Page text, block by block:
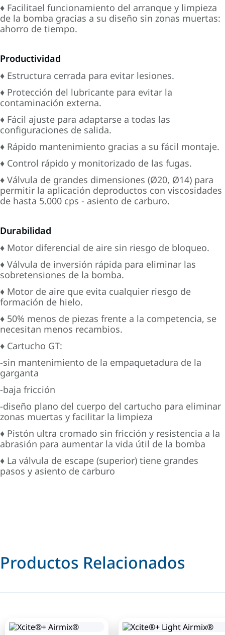
♦ Facilitael funcionamiento del arranque y limpieza
de la bomba gracias a su diseño sin zonas muertas:
ahorro de tiempo.
Productividad
♦ Estructura cerrada para evitar lesiones.
♦ Protección del lubricante para evitar la
contaminación externa.
♦ Fácil ajuste para adaptarse a todas las
configuraciones de salida.
♦ Rápido mantenimiento gracias a su fácil montaje.
♦ Control rápido y monitorizado de las fugas.
♦ Válvula de grandes dimensiones (Ø20, Ø14) para
permitir la aplicación deproductos con viscosidades
de hasta 5.000 cps - asiento de carburo.
Durabilidad
♦ Motor diferencial de aire sin riesgo de bloqueo.
♦ Válvula de inversión rápida para eliminar las
sobretensiones de la bomba.
♦ Motor de aire que evita cualquier riesgo de
formación de hielo.
♦ 50% menos de piezas frente a la competencia, se
necesitan menos recambios.
♦ Cartucho GT:
-sin mantenimiento de la empaquetadura de la
garganta
-baja fricción
-diseño plano del cuerpo del cartucho para eliminar
zonas muertas y facilitar la limpieza
♦ Pistón ultra cromado sin fricción y resistencia a la
abrasión para aumentar la vida útil de la bomba
♦ La válvula de escape (superior) tiene grandes
pasos y asiento de carburo
Productos Relacionados